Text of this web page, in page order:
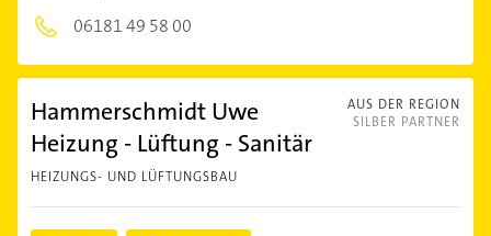
06181 49 58 00
AUS DER REGION
SILBER PARTNER
Hammerschmidt Uwe
Heizung - Lüftung - Sanitär
HEIZUNGS- UND LÜFTUNGSBAU